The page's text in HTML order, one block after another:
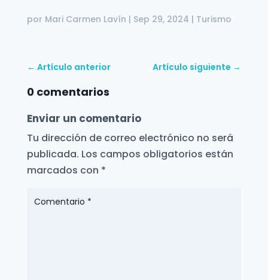
por Mari Carmen Lavín | Sep 29, 2024 | Turismo
← Artículo anterior Artículo siguiente →
0 comentarios
Enviar un comentario
Tu dirección de correo electrónico no será
publicada. Los campos obligatorios están
marcados con *